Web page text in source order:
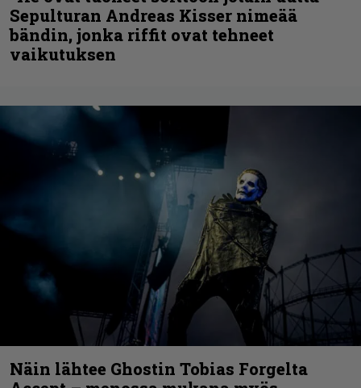
Sepulturan Andreas Kisser nimeää
bändin, jonka riffit ovat tehneet
vaikutuksen
Näin lähtee Ghostin Tobias Forgelta